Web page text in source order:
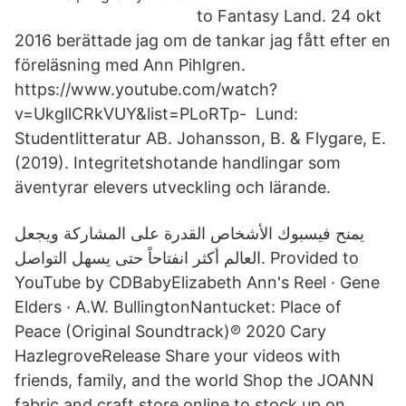
to Fantasy Land. 24 okt
2016 berättade jag om de tankar jag fått efter en
föreläsning med Ann Pihlgren.
https://www.youtube.com/watch?
v=UkgllCRkVUY&list=PLoRTp- Lund:
Studentlitteratur AB. Johansson, B. & Flygare, E.
(2019). Integritetshotande handlingar som
äventyrar elevers utveckling och lärande.
يمنح فيسبوك الأشخاص القدرة على المشاركة ويجعل
العالم أكثر انفتاحاً حتى يسهل التواصل. Provided to
YouTube by CDBabyElizabeth Ann's Reel · Gene
Elders · A.W. BullingtonNantucket: Place of
Peace (Original Soundtrack)℗ 2020 Cary
HazlegroveRelease Share your videos with
friends, family, and the world Shop the JOANN